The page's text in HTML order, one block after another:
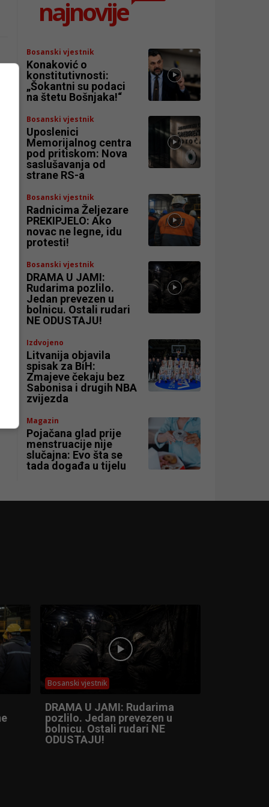
najnovije
Bosanski vjestnik
Konaković o
konstitutivnosti:
„Šokantni su podaci
na štetu Bošnjaka!“
Bosanski vjestnik
Uposlenici
Memorijalnog centra
pod pritiskom: Nova
saslušavanja od
strane RS-a
Bosanski vjestnik
Radnicima Željezare
PREKIPJELO: Ako
novac ne legne, idu
protesti!
Bosanski vjestnik
DRAMA U JAMI:
Rudarima pozlilo.
Jedan prevezen u
bolnicu. Ostali rudari
NE ODUSTAJU!
Izdvojeno
Litvanija objavila
spisak za BiH:
Zmajeve čekaju bez
Sabonisa i drugih NBA
zvijezda
Magazin
Pojačana glad prije
menstruacije nije
slučajna: Evo šta se
tada događa u tijelu
Bosanski vjestnik
DRAMA U JAMI: Rudarima
pozlilo. Jedan prevezen u
bolnicu. Ostali rudari NE
ODUSTAJU!